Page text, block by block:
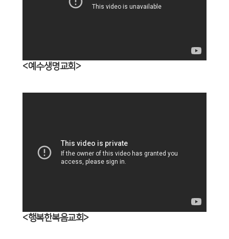
<예수생명교회>
<행복한복음교회>